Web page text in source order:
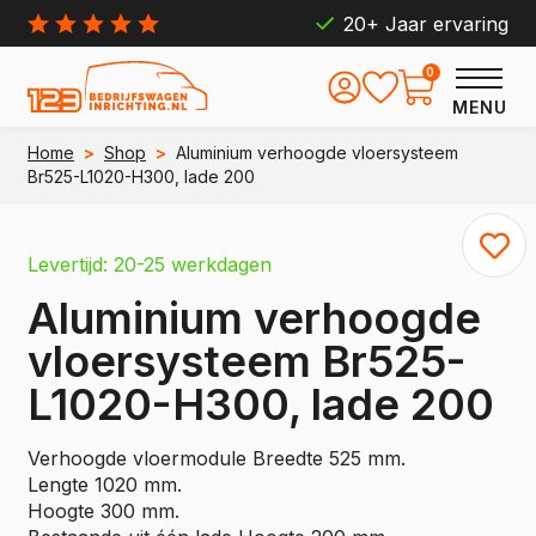
20+ Jaar ervaring
MENU
0
Home > Shop > Aluminium verhoogde vloersysteem
Br525-L1020-H300, lade 200
Levertijd: 20-25 werkdagen
Aluminium verhoogde
vloersysteem Br525-
L1020-H300, lade 200
Verhoogde vloermodule Breedte 525 mm.
Lengte 1020 mm.
Hoogte 300 mm.